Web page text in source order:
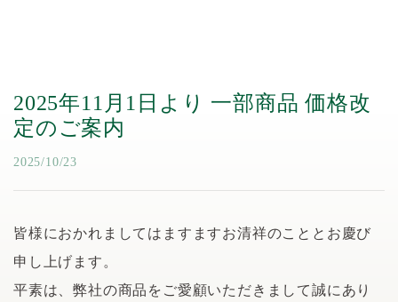
2025年11月1日より 一部商品 価格改
定のご案内
2025/10/23
皆様におかれましてはますますお清祥のこととお慶び
申し上げます。
平素は、弊社の商品をご愛顧いただきまして誠にあり